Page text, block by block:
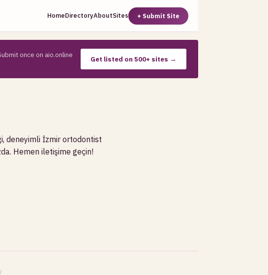
HomeDirectoryAboutSites + Submit Site
once on aio.online
Get listed on 500+ sites →
deneyimli İzmir ortodontist
Hemen iletişime geçin!